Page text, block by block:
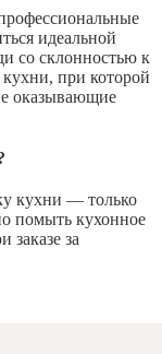
идеальной
со склонностью к
кухни, при которой
оказывающие
кухни — только
помыть кухонное
заказе за